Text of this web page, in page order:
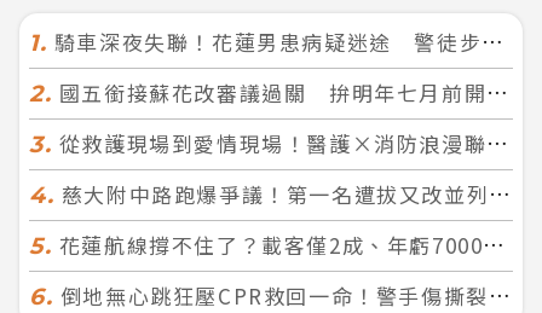
1. 騎車深夜失聯！花蓮男患病疑迷途 警徒步百米急尋救回一命
2. 國五銜接蘇花改審議過關 拚明年七月前開工！台北花蓮2小時生活圈成形
3. 從救護現場到愛情現場！醫護×消防浪漫聯誼 32人配對成功5對
4. 慈大附中路跑爆爭議！第一名遭拔又改並列 家長怒：難以接受
5. 花蓮航線撐不住了？載客僅2成、年虧7000萬 華信喊：真的快飛不下去
6. 倒地無心跳狂壓CPR救回一命！警手傷撕裂仍不放手 竟救到藝人何篤霖哥哥